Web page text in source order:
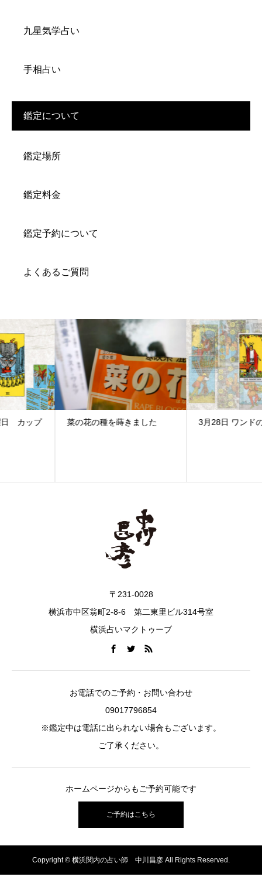
九星気学占い
手相占い
鑑定について
鑑定場所
鑑定料金
鑑定予約について
よくあるご質問
菜の花の種を蒔きました 3月28日 ワンドの6
〒231-0028
横浜市中区翁町2-8-6 第二東里ビル314号室
横浜占いマクトゥーブ
お電話でのご予約・お問い合わせ
09017796854
※鑑定中は電話に出られない場合もございます。
ご了承ください。
ホームページからもご予約可能です
ご予約はこちら
Copyright © 横浜関内の占い師 中川昌彦 All Rights Reserved.